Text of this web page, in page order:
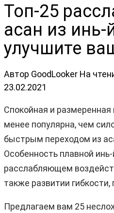
Топ-25
асан из инь-
улучшите
Автор GoodLooker На
23.02.2021
Спокойная и размеренная
менее популярна, чем
быстрым переходом из
Особенность плавной инь-
расслабляющем
также развитии гибкости,
Предлагаем вам 25